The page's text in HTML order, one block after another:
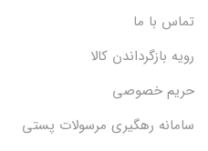
تماس با ما
رویه بازگرداندن کالا
حریم خصوصی
سامانه رهگیری مرسولات پستی